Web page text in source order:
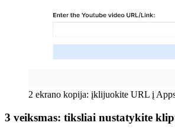
2 ekrano kopija: įklijuokite URL į
3 veiksmas: tiksliai nustatykite